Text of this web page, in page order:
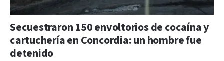
Secuestraron 150 envoltorios de cocaína y
cartuchería en Concordia: un hombre fue
detenido